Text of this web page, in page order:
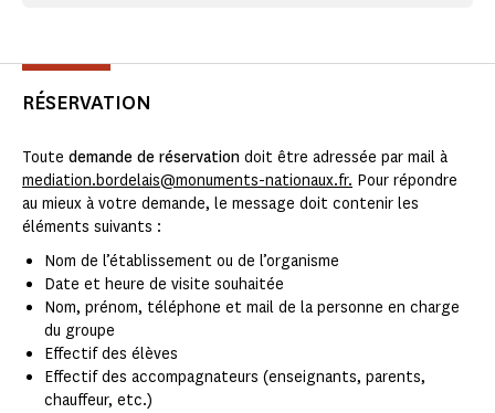
RÉSERVATION
Toute demande de réservation doit être adressée par mail à
mediation.bordelais@monuments-nationaux.fr. Pour répondre
au mieux à votre demande, le message doit contenir les
éléments suivants :
Nom de l’établissement ou de l’organisme
Date et heure de visite souhaitée
Nom, prénom, téléphone et mail de la personne en charge
du groupe
Effectif des élèves
Effectif des accompagnateurs (enseignants, parents,
chauffeur, etc.)